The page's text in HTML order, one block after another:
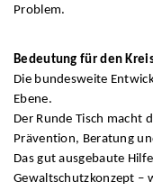
Problem.
Bedeutung für den
Die bundesweite
Ebene.
Der Runde Tisch macht
Prävention, Beratung
Das gut ausgebaute
Gewaltschutzkonzept –